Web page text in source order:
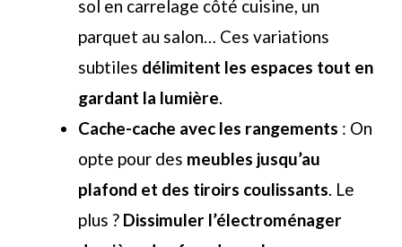
sol en carrelage côté cuisine, un
parquet au salon… Ces variations
subtiles délimitent les espaces tout en
gardant la lumière.
Cache-cache avec les rangements : On
opte pour des meubles jusqu’au
plafond et des tiroirs coulissants. Le
plus ? Dissimuler l’électroménager